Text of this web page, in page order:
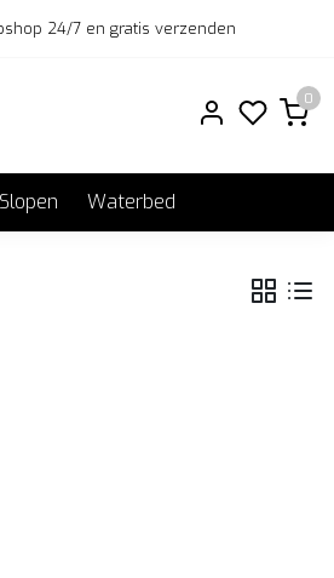
24/7 en gratis verzenden
0
Slopen Waterbed